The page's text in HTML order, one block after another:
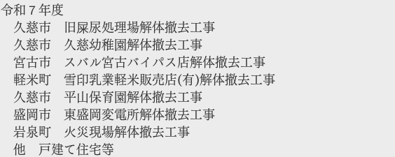
​令和７年度
久慈市 旧屎尿処理場解体撤去工事
久慈市 久慈幼稚園解体撤去工事
宮古市 スバル宮古バイパス店解体撤去工事
軽米町 雪印乳業軽米販売店(有)解体撤去工事
久慈市 平山保育園解体撤去工事
盛岡市 東盛岡変電所解体撤去工事
岩泉町 火災現場解体撤去工事
​他 戸建て住宅等